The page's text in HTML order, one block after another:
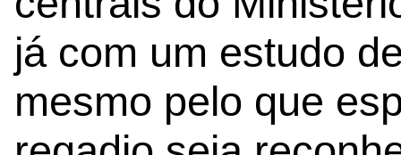
já com um estudo
mesmo pelo que